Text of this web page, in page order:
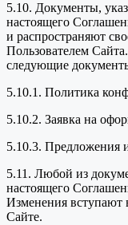
5.10. Документы,
настоящего
и распространяют
Пользователем
следующие
5.10.1. Политика
5.10.2. Заявка на
5.10.3. Предложения
5.11. Любой из
настоящего
Изменения вступают
Сайте.